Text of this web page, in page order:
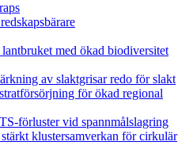
med ökad biodiversitet
av slaktgrisar redo för slakt
för ökad regional
förluster vid spannmålslagring
klustersamverkan för cirkulär